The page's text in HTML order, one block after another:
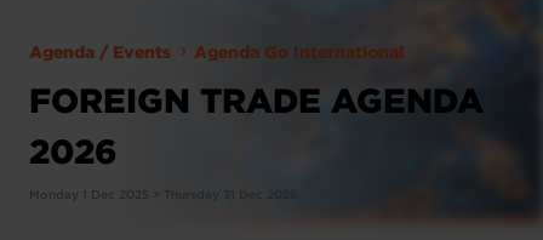
Agenda / Events Agenda Go International
FOREIGN TRADE AGENDA
2026
Monday 1 Dec 2025 > Thursday 31 Dec 2026